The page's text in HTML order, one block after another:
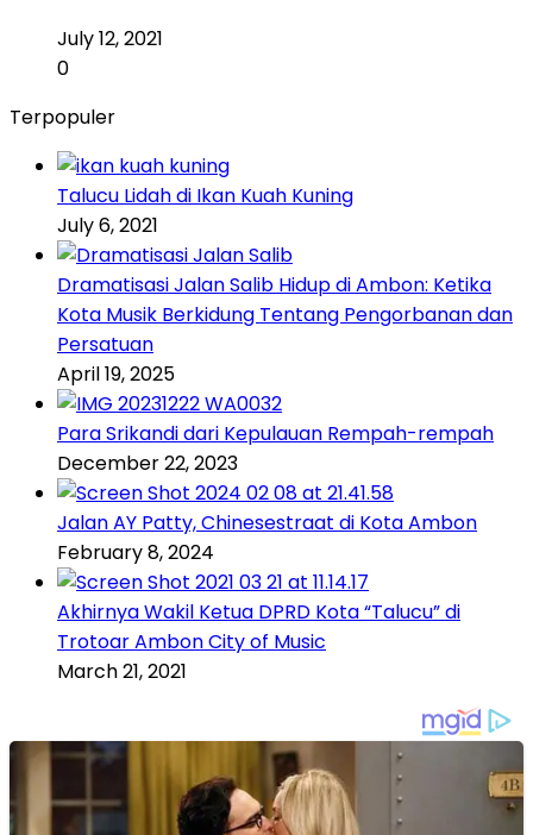
July 12, 2021
0
Terpopuler
Talucu Lidah di Ikan Kuah Kuning
July 6, 2021
Dramatisasi Jalan Salib Hidup di Ambon: Ketika
Kota Musik Berkidung Tentang Pengorbanan dan
Persatuan
April 19, 2025
Para Srikandi dari Kepulauan Rempah-rempah
December 22, 2023
Jalan AY Patty, Chinesestraat di Kota Ambon
February 8, 2024
Akhirnya Wakil Ketua DPRD Kota “Talucu” di
Trotoar Ambon City of Music
March 21, 2021